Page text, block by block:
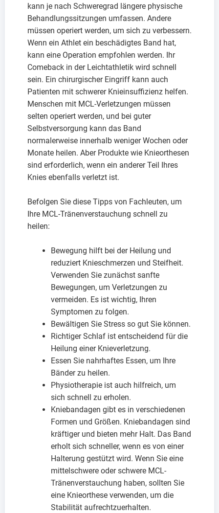
kann je nach Schweregrad längere physische
Behandlungssitzungen umfassen. Andere
müssen operiert werden, um sich zu verbessern.
Wenn ein Athlet ein beschädigtes Band hat,
kann eine Operation empfohlen werden. Ihr
Comeback in der Leichtathletik wird schnell
sein. Ein chirurgischer Eingriff kann auch
Patienten mit schwerer Knieinsuffizienz helfen.
Menschen mit MCL-Verletzungen müssen
selten operiert werden, und bei guter
Selbstversorgung kann das Band
normalerweise innerhalb weniger Wochen oder
Monate heilen. Aber Produkte wie Knieorthesen
sind erforderlich, wenn ein anderer Teil Ihres
Knies ebenfalls verletzt ist.
Befolgen Sie diese Tipps von Fachleuten, um
Ihre MCL-Tränenverstauchung schnell zu
heilen:
Bewegung hilft bei der Heilung und
reduziert Knieschmerzen und Steifheit.
Verwenden Sie zunächst sanfte
Bewegungen, um Verletzungen zu
vermeiden. Es ist wichtig, Ihren
Symptomen zu folgen.
Bewältigen Sie Stress so gut Sie können.
Richtiger Schlaf ist entscheidend für die
Heilung einer Knieverletzung.
Essen Sie nahrhaftes Essen, um Ihre
Bänder zu heilen.
Physiotherapie ist auch hilfreich, um
sich schnell zu erholen.
Kniebandagen gibt es in verschiedenen
Formen und Größen. Kniebandagen sind
kräftiger und bieten mehr Halt. Das Band
erholt sich schneller, wenn es von einer
Halterung gestützt wird. Wenn Sie eine
mittelschwere oder schwere MCL-
Tränenverstauchung haben, sollten Sie
eine Knieorthese verwenden, um die
Stabilität aufrechtzuerhalten.